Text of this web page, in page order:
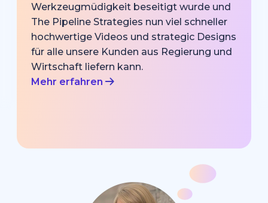
Werkzeugmüdigkeit beseitigt wurde und
The Pipeline Strategies nun viel schneller
hochwertige Videos und strategic Designs
für alle unsere Kunden aus Regierung und
Wirtschaft liefern kann.
Mehr erfahren